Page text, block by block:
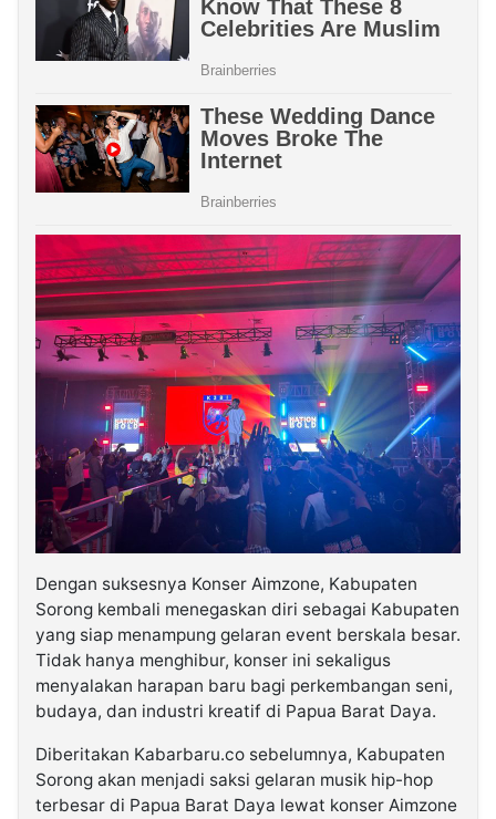
Dengan suksesnya Konser Aimzone, Kabupaten
Sorong kembali menegaskan diri sebagai Kabupaten
yang siap menampung gelaran event berskala besar.
Tidak hanya menghibur, konser ini sekaligus
menyalakan harapan baru bagi perkembangan seni,
budaya, dan industri kreatif di Papua Barat Daya.
Diberitakan Kabarbaru.co sebelumnya, Kabupaten
Sorong akan menjadi saksi gelaran musik hip-hop
terbesar di Papua Barat Daya lewat konser Aimzone